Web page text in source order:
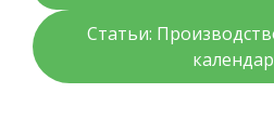
Статьи: